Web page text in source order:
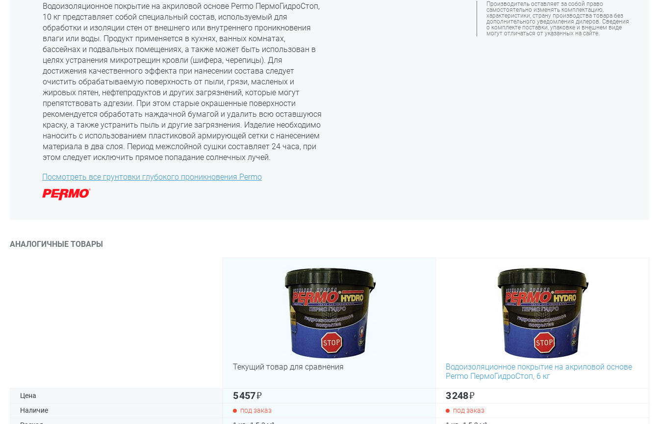
Водоизоляционное покрытие на акриловой основе Permo ПермоГидроСтоп,
10 кг представляет собой специальный состав, используемый для
обработки и изоляции стен от внешнего или внутреннего проникновения
влаги или воды. Продукт применяется в кухнях, ванных комнатах,
бассейнах и подвальных помещениях, а также может быть использован в
целях устранения микротрещин кровли (шифера, черепицы). Для
достижения качественного эффекта при нанесении состава следует
очистить обрабатываемую поверхность от пыли, грязи, масленых и
жировых пятен, нефтепродуктов и других загрязнений, которые могут
препятствовать адгезии. При этом старые окрашенные поверхности
рекомендуется обработать наждачной бумагой и удалить всю оставшуюся
краску, а также устранить пыль и другие загрязнения. Изделие необходимо
наносить с использованием пластиковой армирующей сетки с нанесением
материала в два слоя. Период межслойной сушки составляет 24 часа, при
этом следует исключить прямое попадание солнечных лучей.
Производитель оставляет за собой право
самостоятельно изменять комплектацию,
характеристики, страну производства товара без
дополнительного уведомления дилеров. Сведения
о комплекте поставки, упаковке и внешнем виде
могут отличаться от указанных на сайте.
Посмотреть все грунтовки глубокого проникновения Permo
АНАЛОГИЧНЫЕ ТОВАРЫ
Текущий товар для сравнения
Водоизоляционное покрытие на акриловой основе
Permo ПермоГидроСтоп, 6 кг
Цена 5 457₽ 3 248₽
Наличие под заказ
под заказ